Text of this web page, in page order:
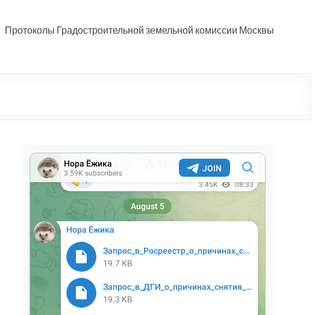
Протоколы Градостроительной земельной комиссии Москвы